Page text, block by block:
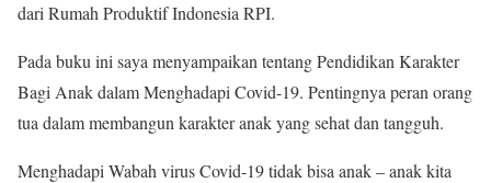
dari Rumah Produktif Indonesia RPI.
Pada buku ini saya menyampaikan tentang Pendidikan Karakter
Bagi Anak dalam Menghadapi Covid-19. Pentingnya peran orang
tua dalam membangun karakter anak yang sehat dan tangguh.
Menghadapi Wabah virus Covid-19 tidak bisa anak – anak kita